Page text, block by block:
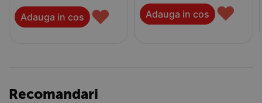
Adauga in cos ♥ Adauga in cos ♥
Recomandari